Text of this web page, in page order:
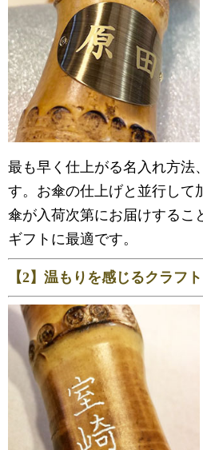
最も早く仕上がる名入れ方法
す。お傘の仕上げと並行して
傘が入荷次第にお届けするこ
ギフトに最適です。
【2】温もりを感じるクラフ